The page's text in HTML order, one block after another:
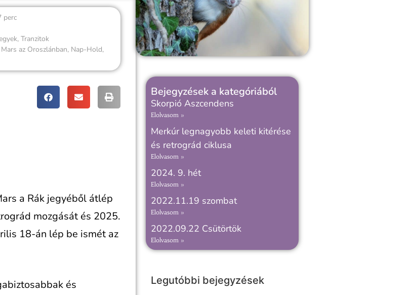
perc
, Tranzitok
Mars az Oroszlánban, Nap-Hold,
a Rák jegyéből átlép
mozgását és 2025.
18-án lép be ismét az
és
Bejegyzések a kategóriából
Skorpió Aszcendens
Elolvasom »
Merkúr legnagyobb keleti kitérése
és retrográd ciklusa
Elolvasom »
2024. 9. hét
Elolvasom »
2022.11.19 szombat
Elolvasom »
2022.09.22 Csütörtök
Elolvasom »
Legutóbbi bejegyzések